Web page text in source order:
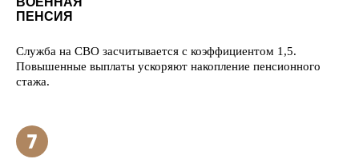
ПЕНСИЯ
Служба на СВО засчитывается с коэффициентом 1,5.
Повышенные выплаты ускоряют накопление пенсионного
стажа.